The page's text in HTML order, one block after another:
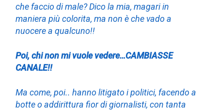
che faccio di male? Dico la mia, magari in
maniera più colorita, ma non è che vado a
nuocere a qualcuno!!
Poi, chi non mi vuole vedere…CAMBIASSE
CANALE!!
Ma come, poi.. hanno litigato i politici, facendo a
botte o addirittura fior di giornalisti, con tanta